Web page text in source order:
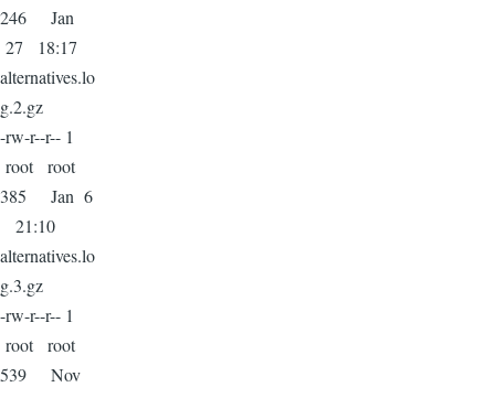
246 Jan
27 18:17
alternatives.lo
g.2.gz
-rw-r--r-- 1
root root
385 Jan 6
21:10
alternatives.lo
g.3.gz
-rw-r--r-- 1
root root
539 Nov